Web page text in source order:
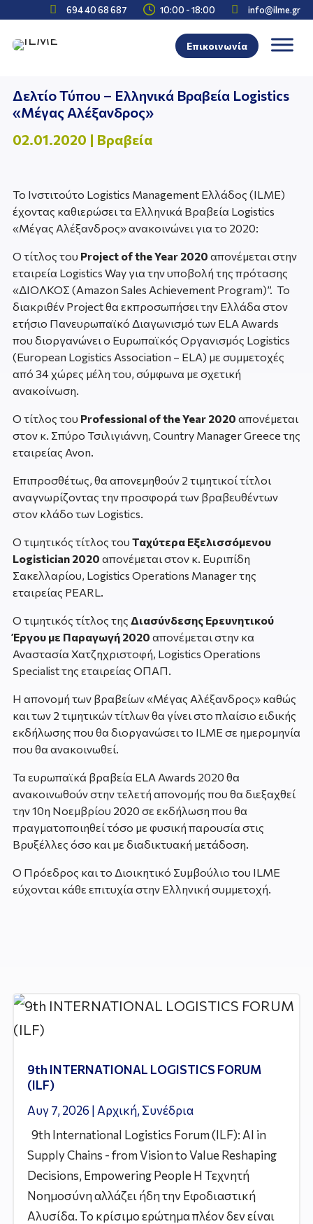
 694 40 68 687  10:00 - 18:00  info@ilme.gr
Επικοινωνία
Δελτίο Τύπου – Ελληνικά Βραβεία Logistics
«Μέγας Αλέξανδρος»
02.01.2020 | Βραβεία
To Ινστιτούτο Logistics Management Ελλάδος (ILME)
έχοντας καθιερώσει τα Ελληνικά Βραβεία Logistics
«Μέγας Αλέξανδρος» ανακοινώνει για το 2020:
Ο τίτλος του Project oftheYear 2020 απονέμεται στην
εταιρεία Logistics Way για την υποβολή της πρότασης
«ΔΙΟΛΚΟΣ (Amazon Sales Achievement Program)”. Το
διακριθέν Project θα εκπροσωπήσει την Ελλάδα στον
ετήσιο Πανευρωπαϊκό Διαγωνισμό των ELA Awards
που διοργανώνει ο Ευρωπαϊκός Οργανισμός Logistics
(European Logistics Association – ELA) με συμμετοχές
από 34 χώρες μέλη του, σύμφωνα με σχετική
ανακοίνωση.
Ο τίτλος του Professional oftheYear 2020 απονέμεται
στον κ. Σπύρο Τσιλιγιάννη, Country Manager Greece της
εταιρείας Avon.
Επιπροσθέτως, θα απονεμηθούν 2 τιμητικοί τίτλοι
αναγνωρίζοντας την προσφορά των βραβευθέντων
στον κλάδο των Logistics.
Ο τιμητικός τίτλος του Ταχύτερα Εξελισσόμενου
Logistician 2020 απονέμεται στον κ. Ευριπίδη
Σακελλαρίου, Logistics Operations Manager της
εταιρείας PEARL.
Ο τιμητικός τίτλος της Διασύνδεσης Ερευνητικού
Έργου με Παραγωγή 2020 απονέμεται στην κα
Αναστασία Χατζηχριστοφή, Logistics Operations
Specialist της εταιρείας ΟΠΑΠ.
Η απονομή των βραβείων «Μέγας Αλέξανδρος» καθώς
και των 2 τιμητικών τίτλων θα γίνει στο πλαίσιο ειδικής
εκδήλωσης που θα διοργανώσει το ILME σε ημερομηνία
που θα ανακοινωθεί.
Τα ευρωπαϊκά βραβεία ELA Awards 2020 θα
ανακοινωθούν στην τελετή απονομής που θα διεξαχθεί
την 10η Νοεμβρίου 2020 σε εκδήλωση που θα
πραγματοποιηθεί τόσο με φυσική παρουσία στις
Βρυξέλλες όσο και με διαδικτυακή μετάδοση.
Ο Πρόεδρος και το Διοικητικό Συμβούλιο του ILME
εύχονται κάθε επιτυχία στην Ελληνική συμμετοχή.
9th INTERNATIONAL LOGISTICS FORUM
(ILF)
Αυγ 7, 2026 | Αρχική, Συνέδρια
9th International Logistics Forum (ILF): AI in
Supply Chains - from Vision to Value Reshaping
Decisions, Empowering People Η Τεχνητή
Νοημοσύνη αλλάζει ήδη την Εφοδιαστική
Αλυσίδα. Το κρίσιμο ερώτημα πλέον δεν είναι